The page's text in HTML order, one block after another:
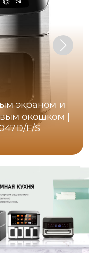
экраном и
окошком |
F/S